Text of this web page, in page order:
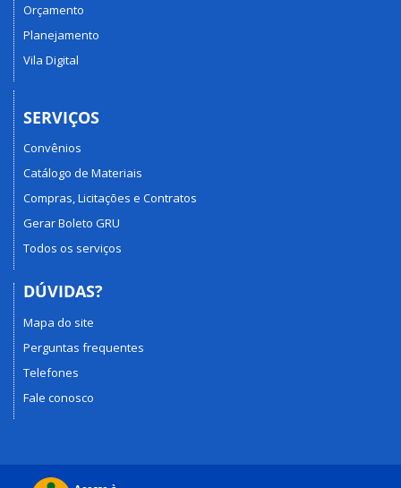
Orçamento
Planejamento
Vila Digital
SERVIÇOS
Convênios
Catálogo de Materiais
Compras, Licitações e Contratos
Gerar Boleto GRU
Todos os serviços
DÚVIDAS?
Mapa do site
Perguntas frequentes
Telefones
Fale conosco